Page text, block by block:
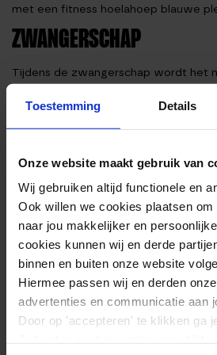
Toestemming Details
Onze website maakt gebruik van
Wij gebruiken altijd functionele en
Ook willen we cookies plaatsen
naar jou makkelijker en
cookies kunnen wij en derde
binnen en buiten onze website
Hiermee passen wij en derden
advertenties en communicatie aan
Door op 'accepteren' te klikken ga
met een fitness hoelahoep blauwe
ZWANGERSCHAP
Tijdens de zwangerschap wordt het
een fitness hoelahoep. De
zwangere vrouwen. Veel vrouwen
zwangerschap is dit natuurlijk niet fijn.
VOORAFGAAND LETSEL
OF GEWRICHTEN
Vooral bij oudere mensen komen er
waarbij het lichaam al te maken